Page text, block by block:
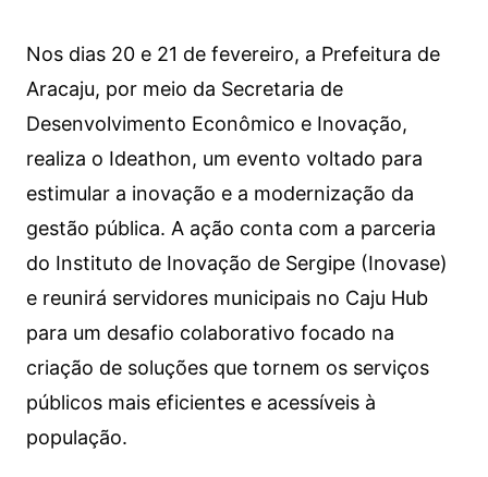
Nos dias 20 e 21 de fevereiro, a Prefeitura de
Aracaju, por meio da Secretaria de
Desenvolvimento Econômico e Inovação,
realiza o Ideathon, um evento voltado para
estimular a inovação e a modernização da
gestão pública. A ação conta com a parceria
do Instituto de Inovação de Sergipe (Inovase)
e reunirá servidores municipais no Caju Hub
para um desafio colaborativo focado na
criação de soluções que tornem os serviços
públicos mais eficientes e acessíveis à
população.